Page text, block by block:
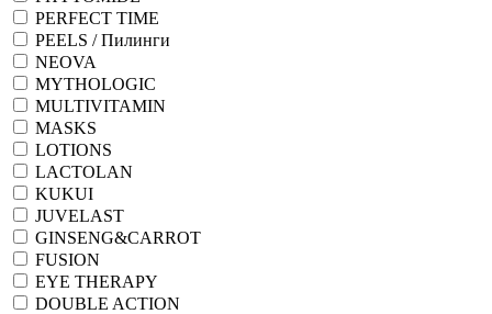
PERFECT TIME
PEELS / Пилинги
NEOVA
MYTHOLOGIC
MULTIVITAMIN
MASKS
LOTIONS
LACTOLAN
KUKUI
JUVELAST
GINSENG&CARROT
FUSION
EYE THERAPY
DOUBLE ACTION